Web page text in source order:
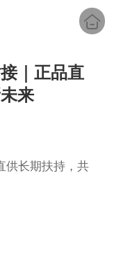
｜正品直
来
供长期扶持，共